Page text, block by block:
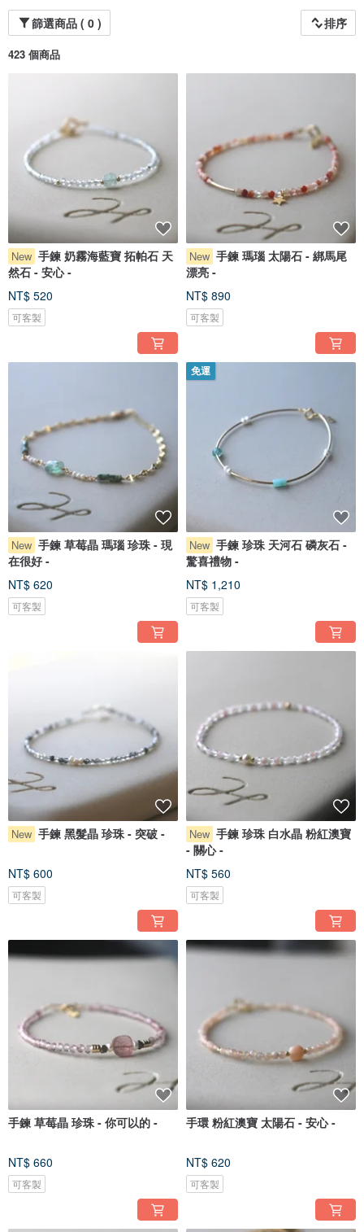
篩選商品 ( 0 )
排序
423 個商品
New 手鍊 奶霧海藍寶 拓帕石 天
然石 - 安心 -
NT$ 520
可客製
New 手鍊 瑪瑙 太陽石 - 綁馬尾
漂亮 -
NT$ 890
可客製
New 手鍊 草莓晶 瑪瑙 珍珠 - 現
在很好 -
NT$ 620
可客製
免運
New 手鍊 珍珠 天河石 磷灰石 -
驚喜禮物 -
NT$ 1,210
可客製
New 手鍊 黑髮晶 珍珠 - 突破 -
NT$ 600
可客製
New 手鍊 珍珠 白水晶 粉紅澳寶
- 關心 -
NT$ 560
可客製
手鍊 草莓晶 珍珠 - 你可以的 -
NT$ 660
可客製
手環 粉紅澳寶 太陽石 - 安心 -
NT$ 620
可客製